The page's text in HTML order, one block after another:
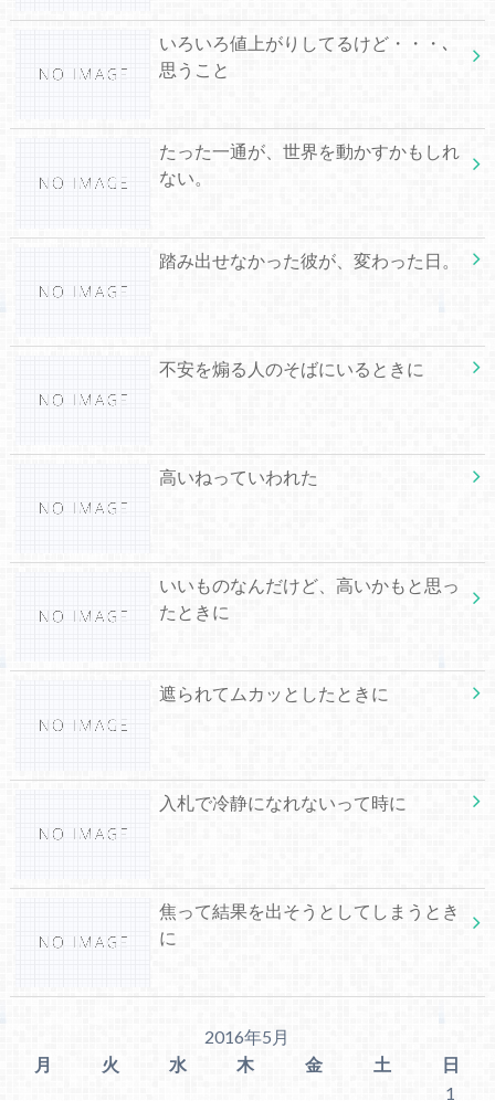
いろいろ値上がりしてるけど・・・､
思うこと
たった一通が、世界を動かすかもしれ
ない。
踏み出せなかった彼が、変わった日。
不安を煽る人のそばにいるときに
高いねっていわれた
いいものなんだけど、高いかもと思っ
たときに
遮られてムカッとしたときに
入札で冷静になれないって時に
焦って結果を出そうとしてしまうとき
に
2016年5月
月
火 水 木 金 土
日
1